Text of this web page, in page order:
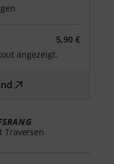
5,90 €
angezeigt.
Traversen